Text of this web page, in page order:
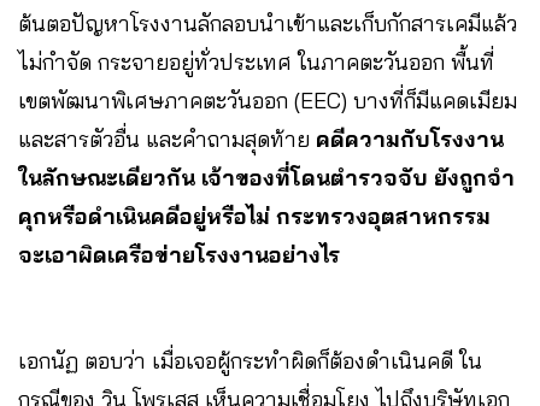
ต้นตอปัญหาโรงงานลักลอบนำเข้าและเก็บกักสารเคมีแล้ว
ไม่กำจัด กระจายอยู่ทั่วประเทศ ในภาคตะวันออก พื้นที่
เขตพัฒนาพิเศษภาคตะวันออก (EEC) บางที่ก็มีแคดเมียม
และสารตัวอื่น และคำถามสุดท้าย คดีความกับโรงงาน
ในลักษณะเดียวกัน เจ้าของที่โดนตำรวจจับ ยังถูกจำ
คุกหรือดำเนินคดีอยู่หรือไม่ กระทรวงอุตสาหกรรม
จะเอาผิดเครือข่ายโรงงานอย่างไร
เอกนัฏ ตอบว่า เมื่อเจอผู้กระทำผิดก็ต้องดำเนินคดี ใน
กรณีของ วิน โพรเสส เห็นความเชื่อมโยง ไปถึงบริษัทเอก